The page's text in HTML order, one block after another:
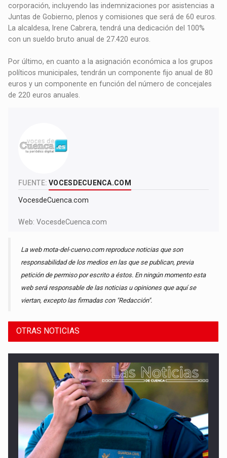
corporación, incluyendo las indemnizaciones por asistencias a
Juntas de Gobierno, plenos y comisiones que será de 60 euros.
La alcaldesa, Irene Cabrera, tendrá una dedicación del 100%
con un sueldo bruto anual de 27.420 euros.
Por último, en cuanto a la asignación económica a los grupos
políticos municipales, tendrán un componente fijo anual de 80
euros y un componente en función del número de concejales
de 220 euros anuales.
FUENTE: VOCESDECUENCA.COM
VocesdeCuenca.com
Web:VocesdeCuenca.com
La web mota-del-cuervo.com reproduce noticias que son
responsabilidad de los medios en las que se publican, previa
petición de permiso por escrito a éstos. En ningún momento esta
web será responsable de las noticias u opiniones que aquí se
viertan, excepto las firmadas con "Redacción".
OTRAS NOTICIAS